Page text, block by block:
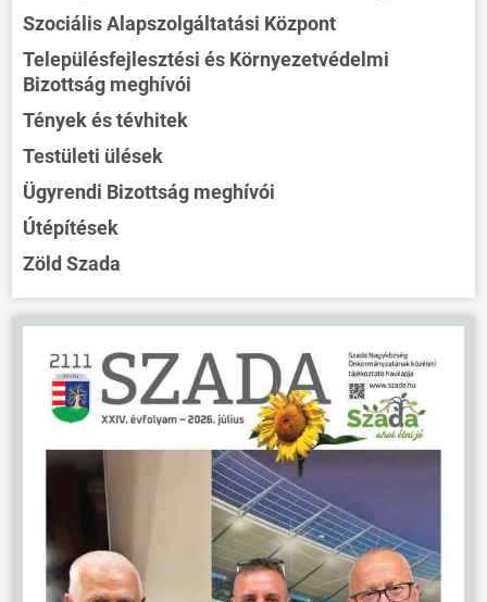
Szociális Alapszolgáltatási Központ
Településfejlesztési és Környezetvédelmi
Bizottság meghívói
Tények és tévhitek
Testületi ülések
Ügyrendi Bizottság meghívói
Útépítések
Zöld Szada